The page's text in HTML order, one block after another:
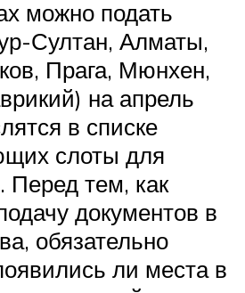
можно подать
Султан, Алматы,
Прага, Мюнхен,
на апрель
в списке
слоты для
Перед тем, как
документов в
обязательно
ли места в